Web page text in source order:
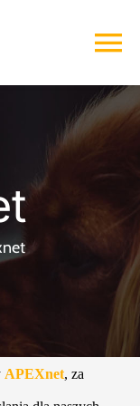
APEXnet, za